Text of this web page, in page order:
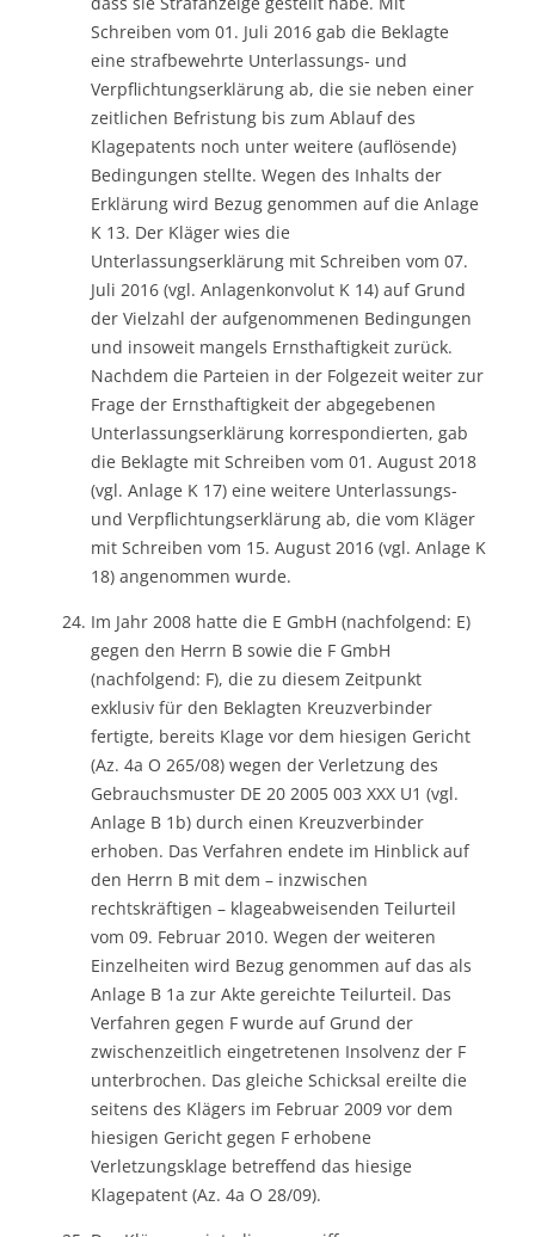
Schreiben vom 01. Juli 2016 gab die Beklagte
eine strafbewehrte Unterlassungs- und
Verpflichtungserklärung ab, die sie neben einer
zeitlichen Befristung bis zum Ablauf des
Klagepatents noch unter weitere (auflösende)
Bedingungen stellte. Wegen des Inhalts der
Erklärung wird Bezug genommen auf die Anlage
K 13. Der Kläger wies die
Unterlassungserklärung mit Schreiben vom 07.
Juli 2016 (vgl. Anlagenkonvolut K 14) auf Grund
der Vielzahl der aufgenommenen Bedingungen
und insoweit mangels Ernsthaftigkeit zurück.
Nachdem die Parteien in der Folgezeit weiter zur
Frage der Ernsthaftigkeit der abgegebenen
Unterlassungserklärung korrespondierten, gab
die Beklagte mit Schreiben vom 01. August 2018
(vgl. Anlage K 17) eine weitere Unterlassungs-
und Verpflichtungserklärung ab, die vom Kläger
mit Schreiben vom 15. August 2016 (vgl. Anlage K
18) angenommen wurde.
Im Jahr 2008 hatte die E GmbH (nachfolgend: E)
gegen den Herrn B sowie die F GmbH
(nachfolgend: F), die zu diesem Zeitpunkt
exklusiv für den Beklagten Kreuzverbinder
fertigte, bereits Klage vor dem hiesigen Gericht
(Az. 4a O 265/08) wegen der Verletzung des
Gebrauchsmuster DE 20 2005 003 XXX U1 (vgl.
Anlage B 1b) durch einen Kreuzverbinder
erhoben. Das Verfahren endete im Hinblick auf
den Herrn B mit dem – inzwischen
rechtskräftigen – klageabweisenden Teilurteil
vom 09. Februar 2010. Wegen der weiteren
Einzelheiten wird Bezug genommen auf das als
Anlage B 1a zur Akte gereichte Teilurteil. Das
Verfahren gegen F wurde auf Grund der
zwischenzeitlich eingetretenen Insolvenz der F
unterbrochen. Das gleiche Schicksal ereilte die
seitens des Klägers im Februar 2009 vor dem
hiesigen Gericht gegen F erhobene
Verletzungsklage betreffend das hiesige
Klagepatent (Az. 4a O 28/09).